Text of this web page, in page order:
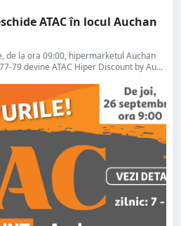
ATAC în locul Auchan
de la ora 09:00, hipermarketul Auchan
79 devine ATAC Hiper Discount by Au...